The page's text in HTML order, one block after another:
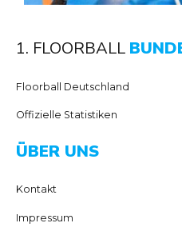
1. FLOORBALL
Floorball Deutschland
Offizielle Statistiken
ÜBER UNS
Kontakt
Impressum